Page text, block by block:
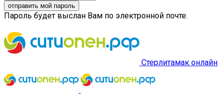
Пароль будет выслан Вам по электронной почте.
Стерлитамак онлайн